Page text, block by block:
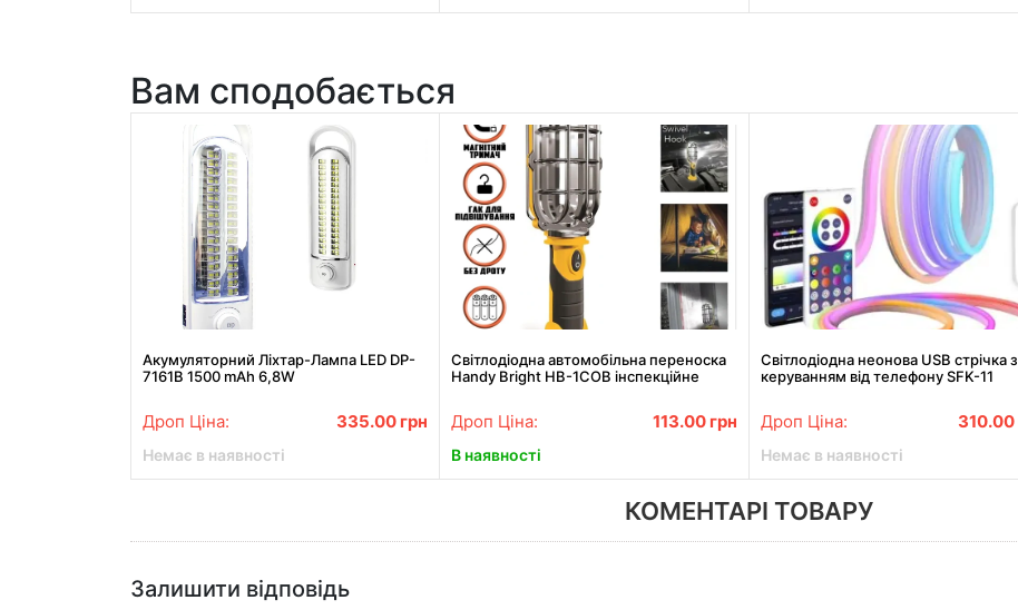
Вам сподобається
Акумуляторний Ліхтар-Лампа LED DP-
7161B 1500 mAh 6,8W
Дроп Ціна: 335.00 грн
Немає в наявності
Світлодіодна автомобільна переноска
Handy Bright HB-1COB інспекційне
Дроп Ціна: 113.00 грн
В наявності
Світлодіодна неонова USB стрічка з
керуванням від телефону SFK-11
Дроп Ціна: 310.00
Немає в наявності
КОМЕНТАРІ ТОВАРУ
Залишити відповідь